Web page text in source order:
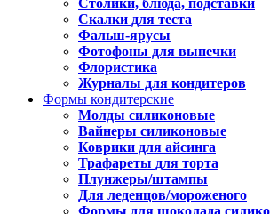
Столики, блюда, подставки
Скалки для теста
Фальш-ярусы
Фотофоны для выпечки
Флористика
Журналы для кондитеров
Формы кондитерские
Молды силиконовые
Вайнеры силиконовые
Коврики для айсинга
Трафареты для торта
Плунжеры/штампы
Для леденцов/мороженого
Формы для шоколада